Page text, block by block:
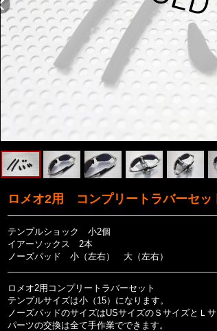
ロメオ2用 コンプリートラバーセ
テンプルショック 小2個
イアーソックス 2本
ノーズパッド 小（左右） 大（左右）
ロメオ2用コンプリートラバーセット
テンプルサイズは小（15）になります。
ノーズパッドのサイズはUSサイズのＳサイズとＬ
パーツの交換は全て手作業でできます。